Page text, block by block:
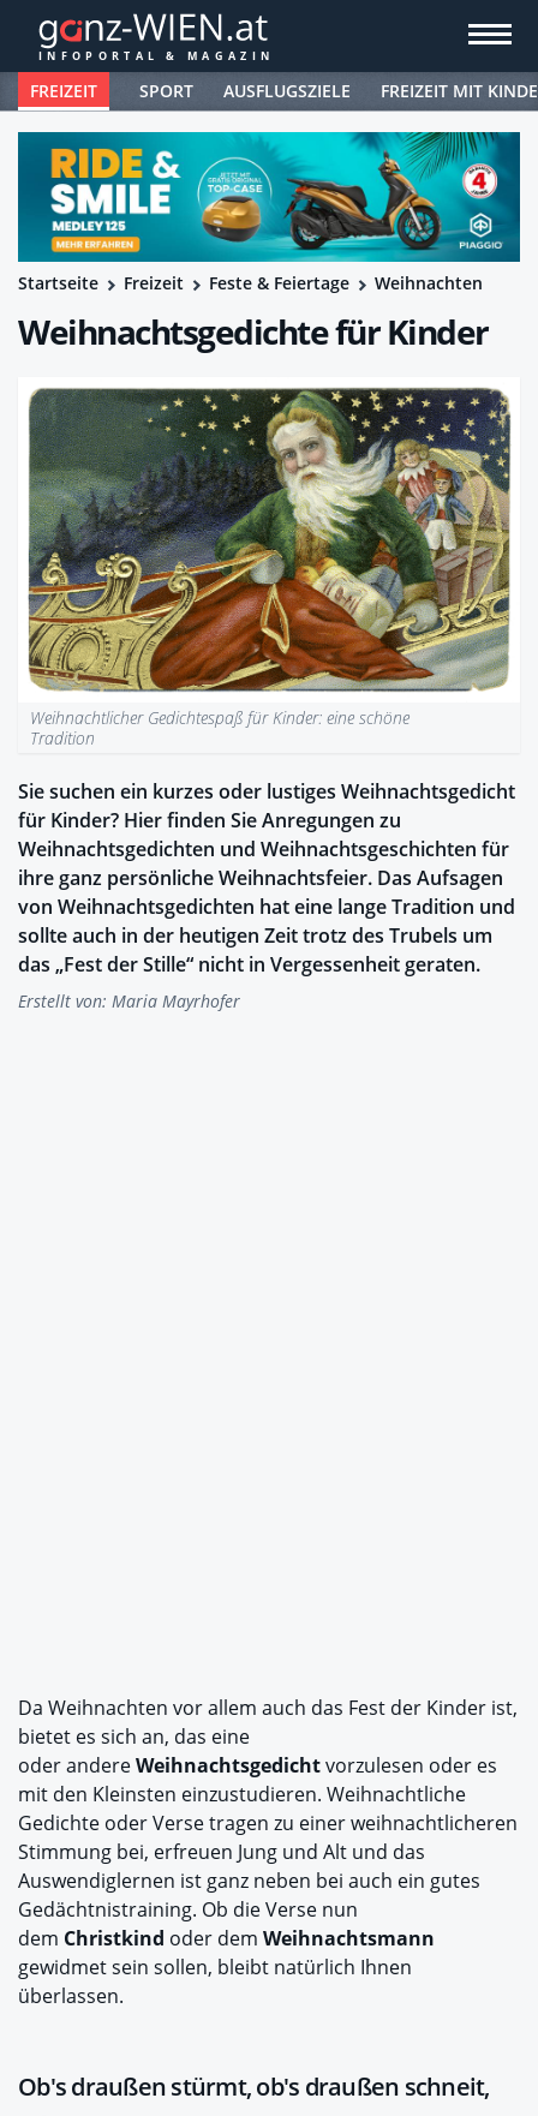
FREIZEIT SPORT AUSFLUGSZIELE FREIZEIT MIT
Startseite Freizeit Feste & Feiertage Weihnachten
Weihnachtsgedichte für Kinder
Weihnachtlicher Gedichtespaß für Kinder: eine schöne
Tradition
Sie suchen ein kurzes oder lustiges Weihnachtsgedicht
für Kinder? Hier finden Sie Anregungen zu
Weihnachtsgedichten und Weihnachtsgeschichten für
ihre ganz persönliche Weihnachtsfeier. Das Aufsagen
von Weihnachtsgedichten hat eine lange Tradition und
sollte auch in der heutigen Zeit trotz des Trubels um
das „Fest der Stille“ nicht in Vergessenheit geraten.
Erstellt von: Maria Mayrhofer
Da Weihnachten vor allem auch das Fest der Kinder ist,
bietet es sich an, das eine
oder andereWeihnachtsgedichtvorzulesen oder es
mit den Kleinsten einzustudieren. Weihnachtliche
Gedichte oder Verse tragen zu einer weihnachtlicheren
Stimmung bei, erfreuen Jung und Alt und das
Auswendiglernen ist ganz neben bei auch ein gutes
Gedächtnistraining. Ob die Verse nun
dem Christkind oder dem Weihnachtsmann
gewidmet sein sollen, bleibt natürlich Ihnen
überlassen.
Ob's draußen stürmt, ob's draußen schneit,